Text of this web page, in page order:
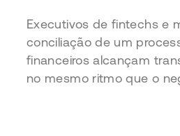
Executivos de fintechs e
conciliação de um
financeiros alcançam
no mesmo ritmo que o